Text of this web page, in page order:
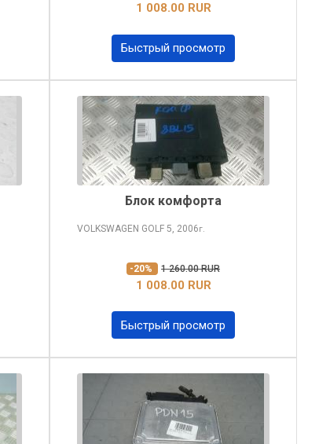
1 008.00 RUR
Быстрый просмотр
Блок комфорта
VOLKSWAGEN GOLF 5, 2006г.
-20% 1 260.00 RUR
1 008.00 RUR
Быстрый просмотр